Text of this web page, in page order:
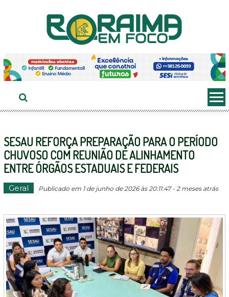
SESAU REFORÇA PREPARAÇÃO PARA O PERÍODO
CHUVOSO COM REUNIÃO DE ALINHAMENTO
ENTRE ÓRGÃOS ESTADUAIS E FEDERAIS
Geral Publicado em 1 de junho de 2026 às 20:11:47 - 2 meses atrás